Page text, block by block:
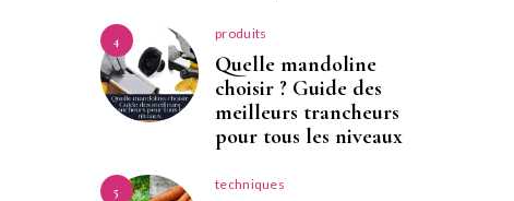
4 produits
Quelle mandoline
choisir ? Guide des
meilleurs trancheurs
pour tous les niveaux
5 techniques